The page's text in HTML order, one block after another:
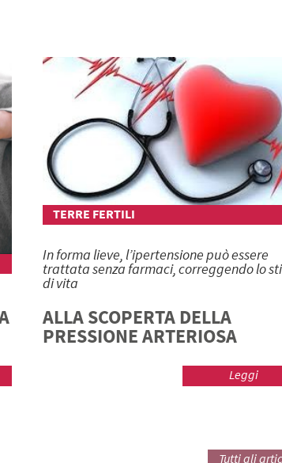
TERRE FERTILI
In forma lieve, l’ipertensione può essere
trattata senza farmaci, correggendo lo
di vita
ALLA SCOPERTA DELLA
PRESSIONE ARTERIOSA
Leggi
Tutti gli